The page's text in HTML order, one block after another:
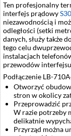
Ten profesjonalny
interfejs prądowy
niezawodnością i
odległości (setki
danych, służy także
tego celu
instalacjach
przewodów
Podłączenie LB-
Otworzyć
stron w okolicy
Przeprowadzić
W razie potrzeby
delikatnie
Przyrząd można